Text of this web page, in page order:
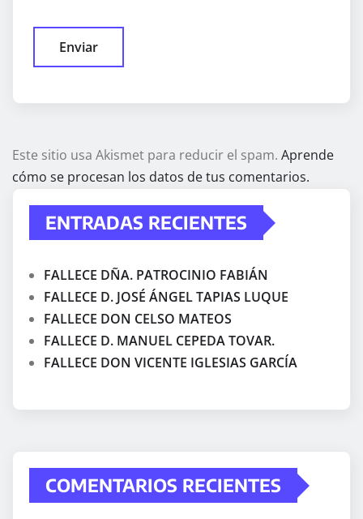
Este sitio usa Akismet para reducir el spam. Aprende
cómo se procesan los datos de tus comentarios.
ENTRADAS RECIENTES
FALLECE DÑA. PATROCINIO FABIÁN
FALLECE D. JOSÉ ÁNGEL TAPIAS LUQUE
FALLECE DON CELSO MATEOS
FALLECE D. MANUEL CEPEDA TOVAR.
FALLECE DON VICENTE IGLESIAS GARCÍA
COMENTARIOS RECIENTES